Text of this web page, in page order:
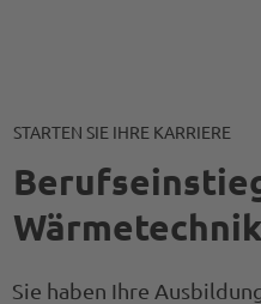
STARTEN SIE IHRE KARRIERE
Sie haben Ihre